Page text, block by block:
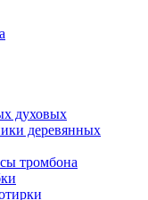
духовых
деревянных
тромбона